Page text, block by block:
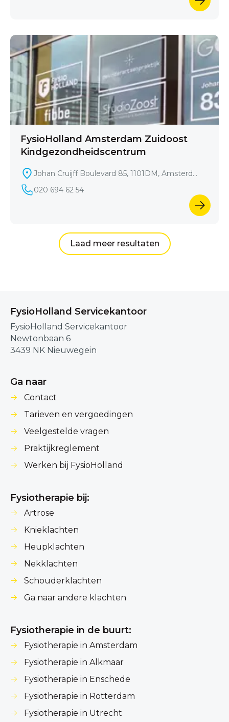
FysioHolland Amsterdam Zuidoost
Kindgezondheidscentrum
Johan Cruijff Boulevard 85, 1101DM, Amsterda
020 694 62 54
Laad meer resultaten
FysioHolland Servicekantoor
FysioHolland Servicekantoor
Newtonbaan 6
3439 NK Nieuwegein
Ga naar
Contact
Tarieven en vergoedingen
Veelgestelde vragen
Praktijkreglement
Werken bij FysioHolland
Fysiotherapie bij:
Artrose
Knieklachten
Heupklachten
Nekklachten
Schouderklachten
Ga naar andere klachten
Fysiotherapie in de buurt:
Fysiotherapie in Amsterdam
Fysiotherapie in Alkmaar
Fysiotherapie in Enschede
Fysiotherapie in Rotterdam
Fysiotherapie in Utrecht